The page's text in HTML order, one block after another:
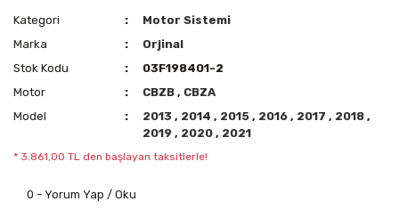
Kategori
Motor Sistemi
Marka
Orjinal
Stok Kodu
03F198401-2
Motor
CBZB, CBZA
Model
2013, 2014, 2015, 2016, 2017, 2018,
2019, 2020, 2021
* 3.861,00 TL den başlayan taksitlerle!
0 - Yorum Yap / Oku